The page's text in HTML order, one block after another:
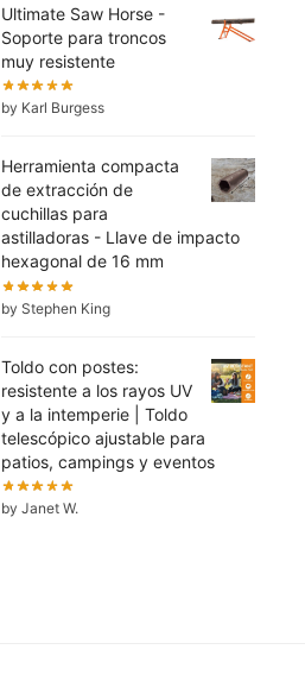
Ultimate Saw Horse -
Soporte para troncos
muy resistente
by Karl Burgess
Herramienta compacta
de extracción de
cuchillas para
astilladoras - Llave de impacto
hexagonal de 16 mm
by Stephen King
Toldo con postes:
resistente a los rayos UV
y a la intemperie | Toldo
telescópico ajustable para
patios, campings y eventos
by Janet W.